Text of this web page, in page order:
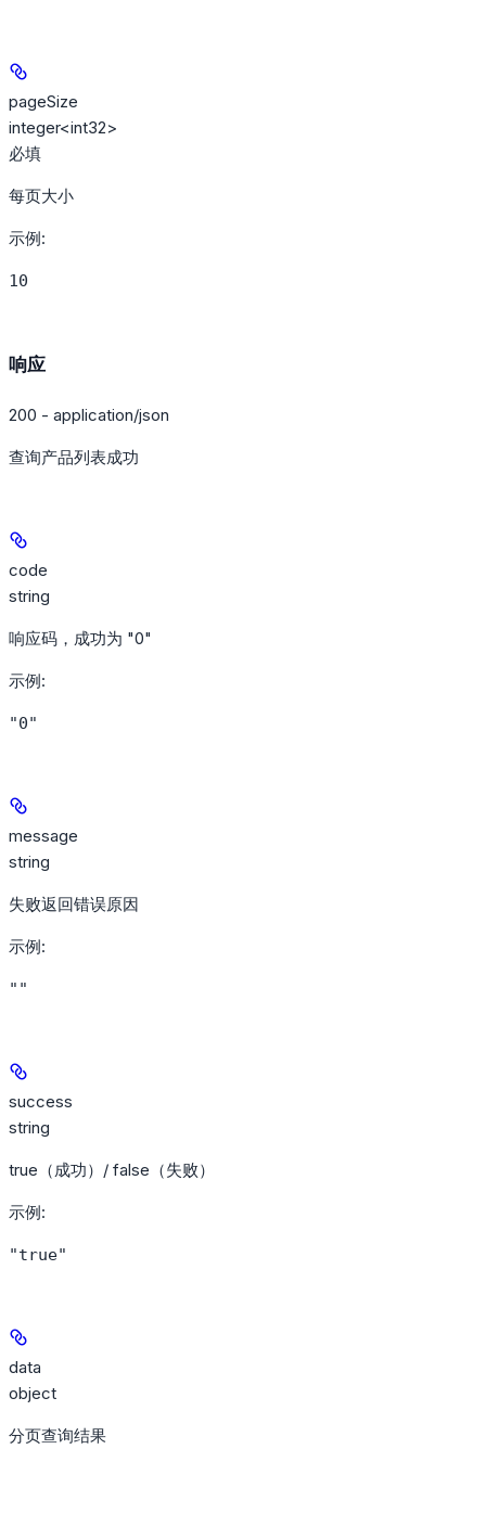
pageSize
integer<int32>
必填
每页大小
示例:
10
响应
200 - application/json
查询产品列表成功
code
string
响应码，成功为 "0"
示例:
"0"
message
string
失败返回错误原因
示例:
""
success
string
true（成功）/ false（失败）
示例:
"true"
data
object
分页查询结果